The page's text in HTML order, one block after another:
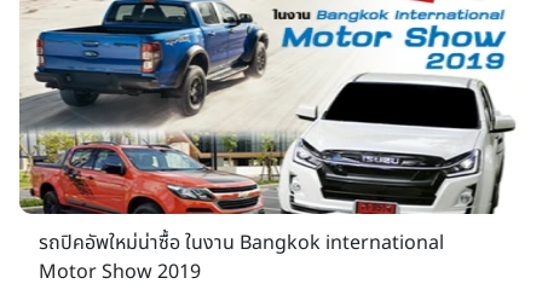
รถปิคอัพใหม่น่าซื้อ ในงาน Bangkok international
Motor Show 2019